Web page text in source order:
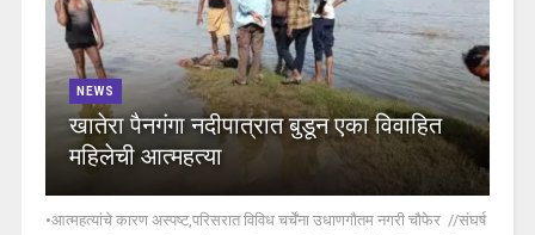
NEWS
खातेरा पैनगंगा नदीपात्रात बुडून एका विवाहित
महिलेची आत्महत्या
•आत्महत्यांचे कारण अस्पष्ट,परिसरात विविध चर्चेंना उधाणगौतम नगरी चौफेर //संघर्ष